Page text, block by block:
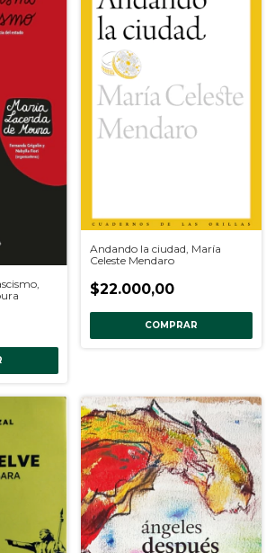
Andando la ciudad, María
Celeste Mendaro
$22.000,00
COMPRAR